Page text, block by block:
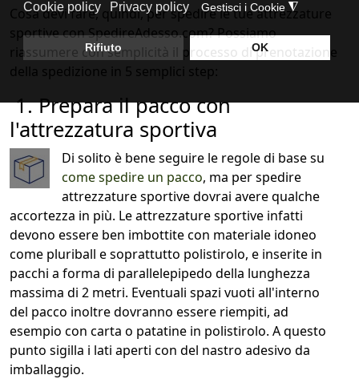
Cosa devi fare, quindi, per spedire le tue attrezzature
sportive con SpedireAdesso.com? Possiamo
riassumere con semplicità il processo di prenotazione
della spedizione in 5 semplici step:
1. Prepara il pacco con
l'attrezzatura sportiva
Di solito è bene seguire le regole di base su
come spedire un pacco, ma per spedire
attrezzature sportive dovrai avere qualche
accortezza in più. Le attrezzature sportive infatti
devono essere ben imbottite con materiale idoneo
come pluriball e soprattutto polistirolo, e inserite in
pacchi a forma di parallelepipedo della lunghezza
massima di 2 metri. Eventuali spazi vuoti all'interno
del pacco inoltre dovranno essere riempiti, ad
esempio con carta o patatine in polistirolo. A questo
punto sigilla i lati aperti con del nastro adesivo da
imballaggio.